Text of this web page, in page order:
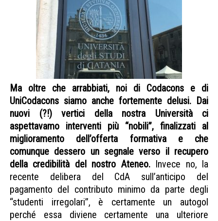
Ma oltre che arrabbiati, noi di Codacons e di
UniCodacons siamo anche fortemente delusi. Dai
nuovi (?!) vertici della nostra Università ci
aspettavamo interventi più “nobili”, finalizzati al
miglioramento dell’offerta formativa e che
comunque dessero un segnale verso il recupero
della credibilità del nostro Ateneo.Invece no, la
recente delibera del CdA sull’anticipo del
pagamento del contributo minimo da parte degli
“studenti irregolari”, è certamente un autogol
perché essa diviene certamente una ulteriore